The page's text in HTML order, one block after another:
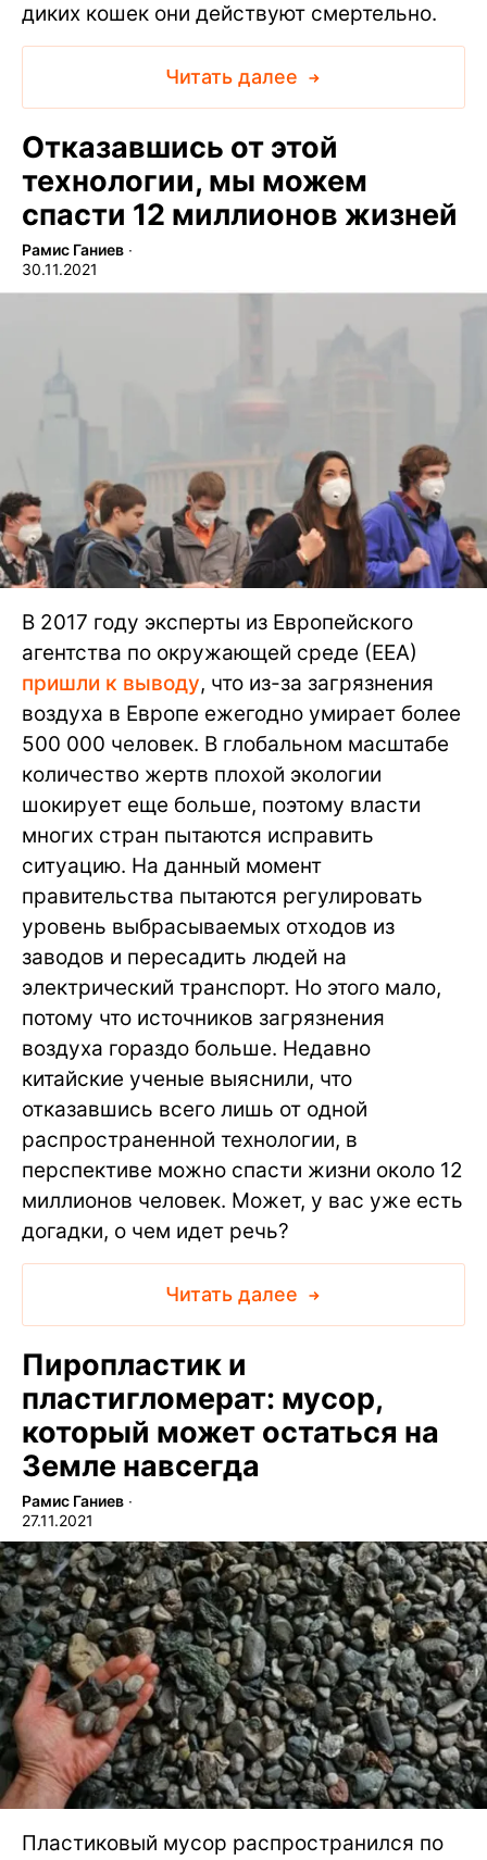
диких кошек они действуют смертельно.
Читать далее
Отказавшись от этой
технологии, мы можем
спасти 12 миллионов жизней
Рамис Ганиев ∙
30.11.2021
В 2017 году эксперты из Европейского
агентства по окружающей среде (ЕЕА)
пришли к выводу, что из-за загрязнения
воздуха в Европе ежегодно умирает более
500 000 человек. В глобальном масштабе
количество жертв плохой экологии
шокирует еще больше, поэтому власти
многих стран пытаются исправить
ситуацию. На данный момент
правительства пытаются регулировать
уровень выбрасываемых отходов из
заводов и пересадить людей на
электрический транспорт. Но этого мало,
потому что источников загрязнения
воздуха гораздо больше. Недавно
китайские ученые выяснили, что
отказавшись всего лишь от одной
распространенной технологии, в
перспективе можно спасти жизни около 12
миллионов человек. Может, у вас уже есть
догадки, о чем идет речь?
Читать далее
Пиропластик и
пластигломерат: мусор,
который может остаться на
Земле навсегда
Рамис Ганиев ∙
27.11.2021
Пластиковый мусор распространился по